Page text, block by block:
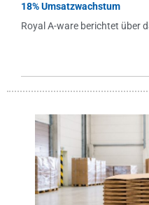
18% Umsatzwachstum
Royal A-ware berichtet über